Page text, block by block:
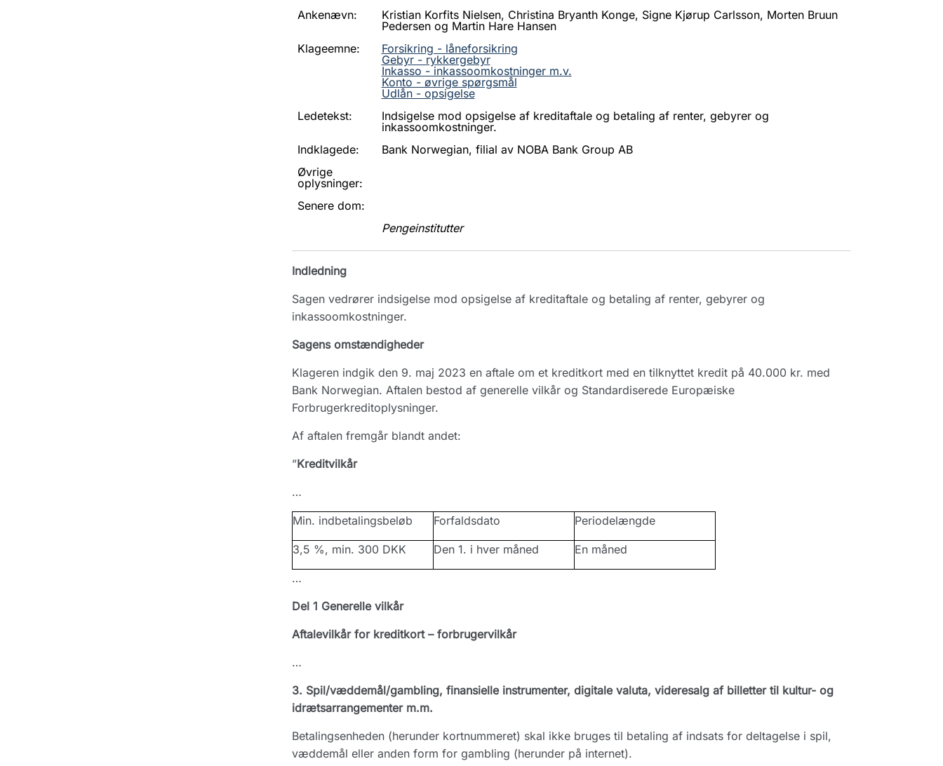
Ankenævn:
Kristian Korfits Nielsen, Christina Bryanth Konge, Signe Kjørup Carlsson, Morten Bruun
Pedersen og Martin Hare Hansen
Klageemne:
Forsikring - låneforsikring
Gebyr - rykkergebyr
Inkasso - inkassoomkostninger m.v.
Konto - øvrige spørgsmål
Udlån - opsigelse
Ledetekst:
Indsigelse mod opsigelse af kreditaftale og betaling af renter, gebyrer og
inkassoomkostninger.
Indklagede:
Bank Norwegian, filial av NOBA Bank Group AB
Øvrige
oplysninger:
Senere dom:
Pengeinstitutter
Indledning
Sagen vedrører indsigelse mod opsigelse af kreditaftale og betaling af renter, gebyrer og
inkassoomkostninger.
Sagens omstændigheder
Klageren indgik den 9. maj 2023 en aftale om et kreditkort med en tilknyttet kredit på 40.000 kr. med
Bank Norwegian. Aftalen bestod af generelle vilkår og Standardiserede Europæiske
Forbrugerkreditoplysninger.
Af aftalen fremgår blandt andet:
”Kreditvilkår
…
Min. indbetalingsbeløb Forfaldsdato Periodelængde
3,5 %, min. 300 DKK Den 1. i hver måned En måned
…
Del 1 Generelle vilkår
Aftalevilkår for kreditkort – forbrugervilkår
…
3. Spil/væddemål/gambling, finansielle instrumenter, digitale valuta, videresalg af billetter til kultur- og
idrætsarrangementer m.m.
Betalingsenheden (herunder kortnummeret) skal ikke bruges til betaling af indsats for deltagelse i spil,
væddemål eller anden form for gambling (herunder på internet).